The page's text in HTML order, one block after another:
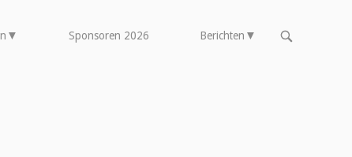
Sponsoren 2026 Berichten
OPEN